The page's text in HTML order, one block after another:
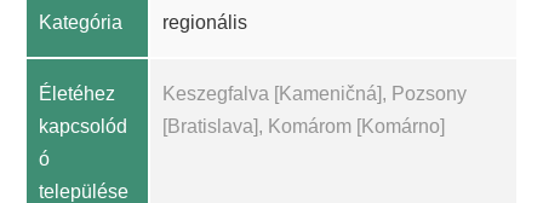
Kategória regionális
Életéhez
kapcsolód
ó
települése
Keszegfalva [Kameničná], Pozsony
[Bratislava], Komárom [Komárno]